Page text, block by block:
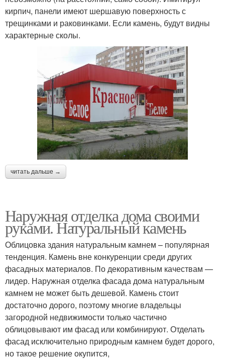
кирпич, панели имеют шершавую поверхность с
трещинками и раковинками. Если камень, будут видны
характерные сколы.
читать дальше →
Наружная отделка дома своими
руками. Натуральный камень
Облицовка здания натуральным камнем – популярная
тенденция. Камень вне конкуренции среди других
фасадных материалов. По декоративным качествам —
лидер. Наружная отделка фасада дома натуральным
камнем не может быть дешевой. Камень стоит
достаточно дорого, поэтому многие владельцы
загородной недвижимости только частично
облицовывают им фасад или комбинируют. Отделать
фасад исключительно природным камнем будет дорого,
но такое решение окупится,